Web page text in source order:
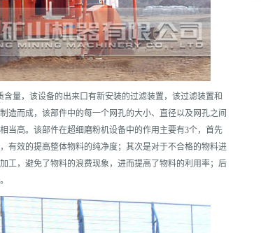
量，该设备的出来口有新安装的过滤装置，该过滤装置和
造而成，该部件中的每一个网孔的大小、直径以及网孔之间
当高。该部件在超细磨粉机设备中的作用主要有3个，首先
有效的提高整体物料的纯净度；其次是对于不合格的物料进
工，避免了物料的浪费现象，进而提高了物料的利用率；后